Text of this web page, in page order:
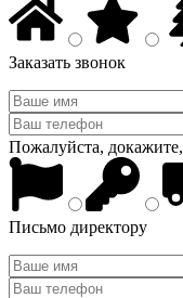
Заказать звонок
Пожалуйста,
Письмо директору